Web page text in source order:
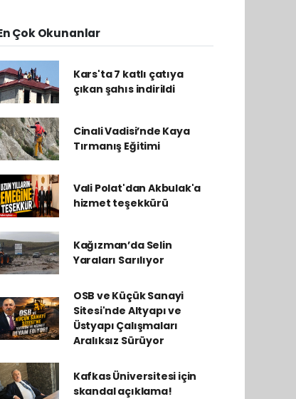
Çok Okunanlar
Kars'ta 7 katlı çatıya
çıkan şahıs indirildi
Cinali Vadisi’nde Kaya
Tırmanış Eğitimi
Vali Polat'dan Akbulak'a
hizmet teşekkürü
Kağızman’da Selin
Yaraları Sarılıyor
OSB ve Küçük Sanayi
Sitesi'nde Altyapı ve
Üstyapı Çalışmaları
Aralıksız Sürüyor
Kafkas Üniversitesi için
skandal açıklama!